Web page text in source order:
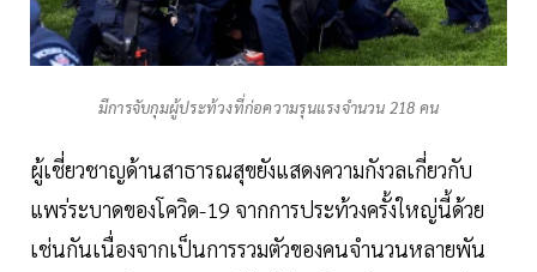
มีการจับกุมผู้ประท้วงที่ก่อความรุนแรงจำนวน 218 คน
ผู้เชี่ยวชาญด้านสาธารณสุขยังแสดงความกังวลเกี่ยวกับ
แพร่ระบาดของโควิด-19 จากการประท้วงครั้งใหญ่นี้ด้วย
เช่นกันเนื่องจากเป็นการรวมตัวของคนจำนวนหลายพัน